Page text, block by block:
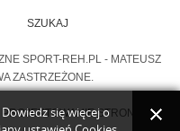
SZUKAJ
SPORT-REH.PL - MATEUSZ
ZASTRZEŻONE.
STRON.
się więcej o